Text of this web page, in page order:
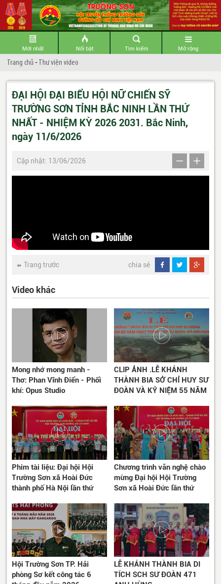
Mới nhất Nổi bật Tìm kiếm Mở rộng
Trang chủ -Thư viện video
ĐẠI HỘI ĐẠI BIỂU HỘI NỮ CHIẾN SỸ
TRƯỜNG SƠN TỈNH BẮC NINH LẦN THỨ
NHẤT - NHIỆM KỲ 2026 2031. Bắc Ninh,
ngày 11/6/2026
Cập nhật: 13/06/2026
Trang trước chia sẻ
Video khác
Mong nhớ mong manh -
Thơ: Phan Vĩnh Điển - Phối
khí: Opus Studio
CLIP ẢNH .LỄ KHÁNH
THÀNH BIA SỞ CHỈ HUY SƯ
ĐOÀN VÀ KỶ NIỆM 55 NĂM
ANH HÙNG
Phim tài liệu: Đại hội Hội
Trường Sơn xã Hoài Đức
thành phố Hà Nội lần thứ
Chương trình văn nghệ chào
mừng Đại hội Hội Trường
Sơn xã Hoài Đức lần thứ
Hội Trường Sơn TP. Hải
phòng Sơ kết công tác 6
LỄ KHÁNH THÀNH BIA DI
TÍCH SCH SƯ ĐOÀN 471